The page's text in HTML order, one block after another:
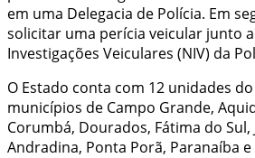
em uma Delegacia de Polícia. Em
solicitar uma perícia veicular junto
Investigações Veiculares (NIV) da
O Estado conta com 12 unidades
municípios de Campo Grande,
Corumbá, Dourados, Fátima do Sul,
Andradina, Ponta Porã, Paranaíba e